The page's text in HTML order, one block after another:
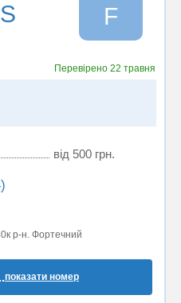
F
Перевірено22 травня
від 500 грн.
р-н. Фортечний
показати номер